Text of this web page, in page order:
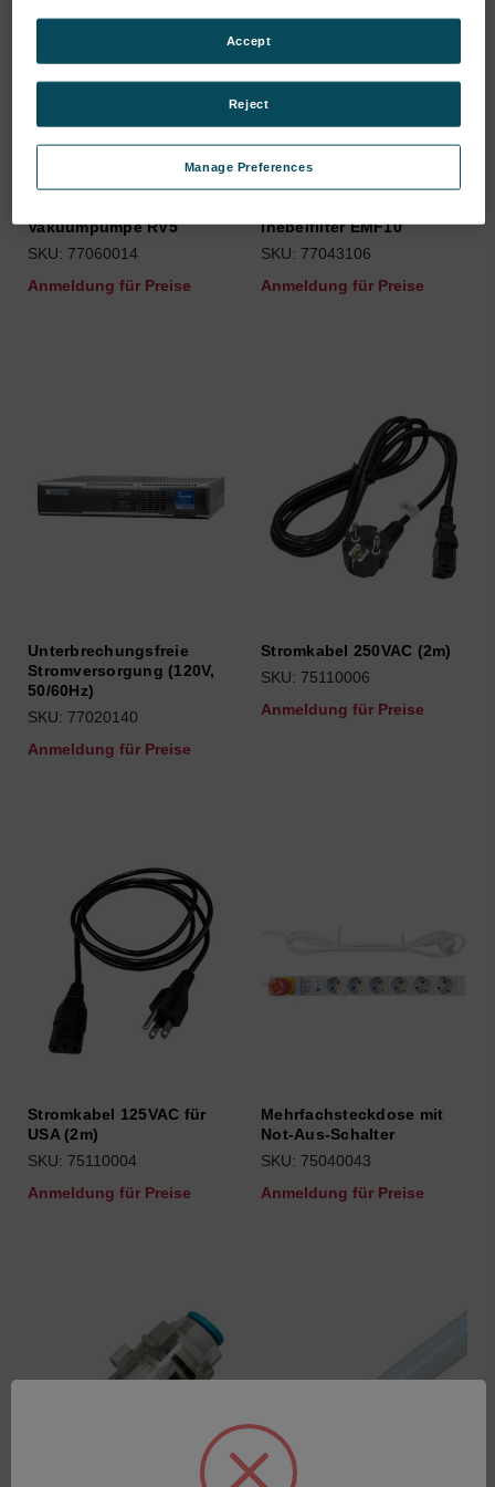
Vakuumpumpe RV5
SKU: 77060014
Anmeldung für Preise
lnebelfilter EMF10
SKU: 77043106
Anmeldung für Preise
Unterbrechungsfreie
Stromversorgung (120V,
50/60Hz)
SKU: 77020140
Anmeldung für Preise
Stromkabel 250VAC (2m)
SKU: 75110006
Anmeldung für Preise
Stromkabel 125VAC für
USA (2m)
SKU: 75110004
Anmeldung für Preise
Mehrfachsteckdose mit
Not-Aus-Schalter
SKU: 75040043
Anmeldung für Preise
Manage Preferences
Reject
Accept